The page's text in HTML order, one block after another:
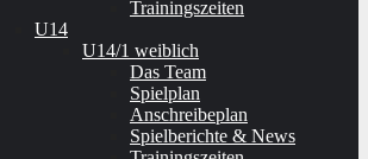
Trainingszeiten
U14
U14/1 weiblich
Das Team
Spielplan
Anschreibeplan
Spielberichte & News